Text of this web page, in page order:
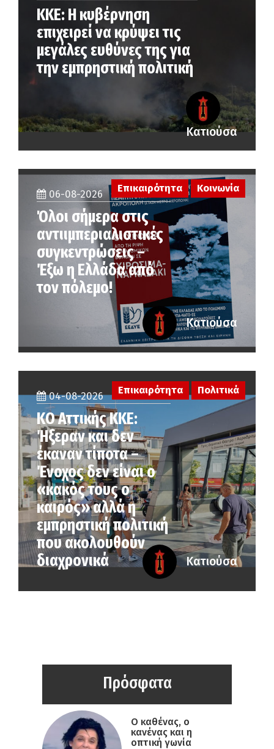
ΚΚΕ: Η κυβέρνηση
επιχειρεί να κρύψει τις
μεγάλες ευθύνες της για
την εμπρηστική πολιτική
Κατιούσα
06-08-2026
Όλοι σήμερα στις
αντιιμπεριαλιστικές
συγκεντρώσεις –
Έξω η Ελλάδα από
τον πόλεμο!
Επικαιρότητα Κοινωνία
Κατιούσα
04-08-2026
KO Αττικής ΚΚΕ:
Ήξεραν και δεν
έκαναν τίποτα –
Ένοχος δεν είναι ο
«κακός τους ο
καιρός» αλλά η
εµπρηστική πολιτική
που ακολουθούν
διαχρονικά
Επικαιρότητα Πολιτικά
Κατιούσα
Πρόσφατα
Ο καθένας, ο
κανένας και η
οπτική γωνία